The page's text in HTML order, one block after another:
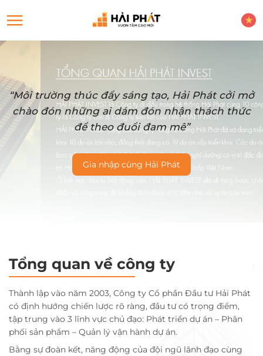
“Môi trường thúc đẩy sáng tạo, Hải Phát cởi mở
chào đón những ai dám đón nhận thách thức
để theo đuổi đam mê”
Gia nhập cùng Hải Phát
Tổng quan về công ty
Thành lập vào năm 2003, Công ty Cổ phần Đầu tư Hải Phát
có định hướng chiến lược rõ ràng, đầu tư có trọng điểm,
tập trung vào 3 lĩnh vực chủ đạo: Phát triển dự án – Phân
phối sản phẩm – Quản lý vận hành dự án.
Bằng sự đoàn kết, năng động của đội ngũ lãnh đạo cùng